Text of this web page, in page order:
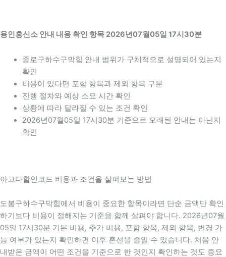
용인흥신소 안내 내용 확인 항목 2026년07월05일 17시30분
종로구하수구막힘 안내 범위가 구체적으로 설명되어 있는지
확인
비용이 있다면 포함 항목과 제외 항목 구분
진행 절차와 예상 소요 시간 확인
상황에 따라 달라질 수 있는 조건 확인
2026년07월05일 17시30분 기준으로 오래된 안내는 아닌지
확인
아고다할인코드 비용과 조건을 살펴보는 방법
도봉구하수구막힘에서 비용이 중요한 항목이라면 단순 금액만 확인
하기보다 비용이 정해지는 기준을 함께 살펴야 합니다. 2026년07월
05일 17시30분 기본 비용, 추가 비용, 포함 항목, 제외 항목, 변경 가
능 여부가 있는지 확인하면 이후 혼선을 줄일 수 있습니다. 처음 안
내받은 금액이 어떤 조건을 기준으로 한 것인지 확인하는 것도 중요